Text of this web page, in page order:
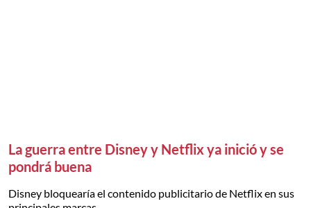
La guerra entre Disney y Netflix ya inició y se
pondrá buena
Disney bloquearía el contenido publicitario de Netflix en sus